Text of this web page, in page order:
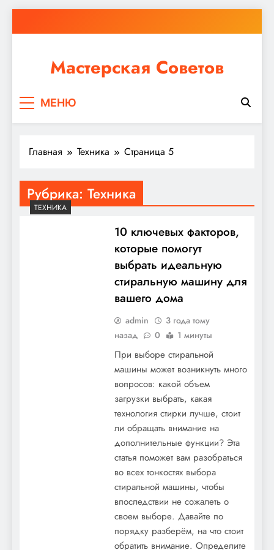
к
Мастерская Советов
ремонт или крупное строительство, в Мастерской
МЕНЮ
Главная Техника Страница 5
Рубрика: Техника
ТЕХНИКА
10 ключевых факторов,
которые помогут
выбрать идеальную
стиральную машину для
вашего дома
admin
3 года тому
назад
0 1 минуты
При выборе стиральной
машины может возникнуть много
вопросов: какой объем
загрузки выбрать, какая
технология стирки лучше, стоит
ли обращать внимание на
дополнительные функции? Эта
статья поможет вам разобраться
во всех тонкостях выбора
стиральной машины, чтобы
впоследствии не сожалеть о
своем выборе. Давайте по
порядку разберём, на что стоит
обратить внимание. Определите